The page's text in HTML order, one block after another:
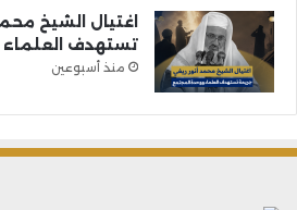
اغتيال الشيخ
تستهدف
منذ أسبوعين